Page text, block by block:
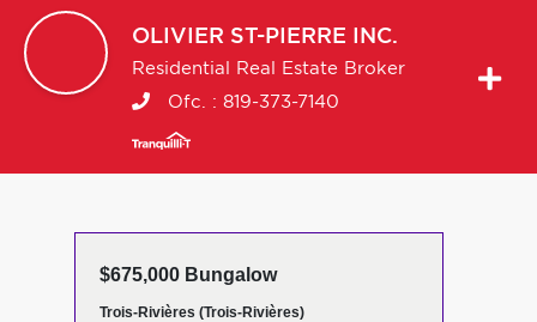
OLIVIER ST-PIERRE INC.
Residential Real Estate Broker
Ofc. : 819-373-7140
$675,000 Bungalow
Trois-Rivières (Trois-Rivières)